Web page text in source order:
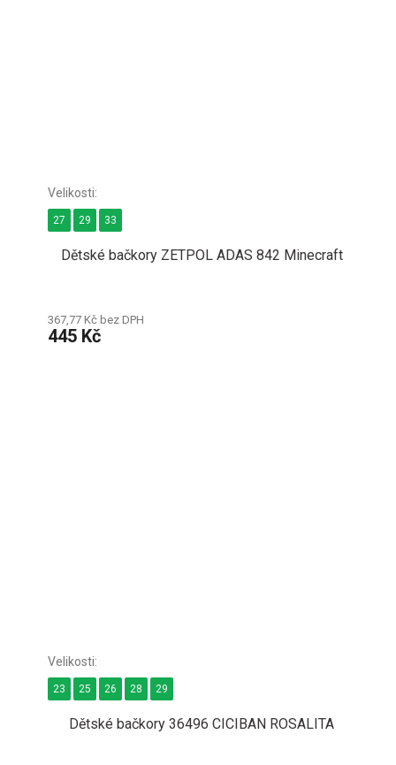
Dětské bačkory ZETPOL ADAS 842 Minecraft
367,77 Kč bez DPH
445 Kč
27 29 33
Dětské bačkory 36496 CICIBAN ROSALITA
23 25 26 28 29